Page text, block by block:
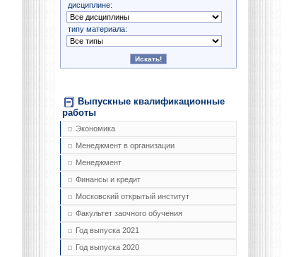
дисциплине:
типу материала:
Выпускные квалификационные
работы
Экономика
Менеджмент в организации
Менеджмент
Финансы и кредит
Московский открытый институт
Факультет заочного обучения
Год выпуска 2021
Год выпуска 2020